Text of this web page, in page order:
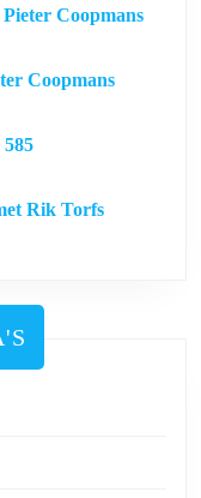
Coopmans
Coopmans
585
Rik Torfs